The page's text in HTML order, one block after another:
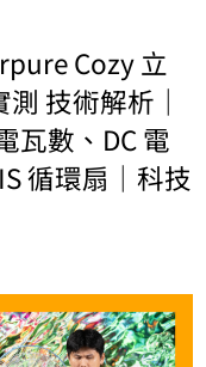
Cozy 立
技術解析｜
瓦數、DC 電
循環扇｜科技